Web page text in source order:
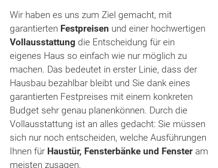
Wir haben es uns zum Ziel gemacht, mit
garantierten Festpreisen und einer hochwertigen
Vollausstattung die Entscheidung für ein
eigenes Haus so einfach wie nur möglich zu
machen. Das bedeutet in erster Linie, dass der
Hausbau bezahlbar bleibt und Sie dank eines
garantierten Festpreises mit einem konkreten
Budget sehr genau planenkönnen. Durch die
Vollausstattung ist an alles gedacht: Sie müssen
sich nur noch entscheiden, welche Ausführungen
Ihnen für Haustür, Fensterbänke und Fenster am
meisten zusagen.